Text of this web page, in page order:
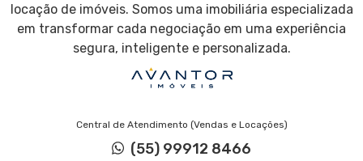
locação de imóveis. Somos uma imobiliária especializada
em transformar cada negociação em uma experiência
segura, inteligente e personalizada.
Central de Atendimento (Vendas e Locações)
(55) 99912 8466